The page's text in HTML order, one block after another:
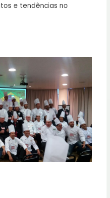
e tendências no